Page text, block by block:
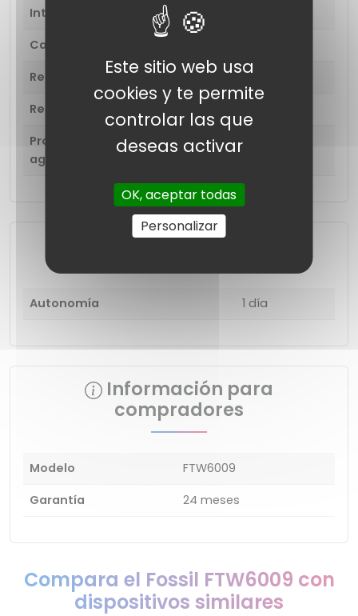
Interior de la caja
Características extra
Resistente al agua
Sí
Resistente a los arañazos
Profundidad resistente al
agua
50 m
Batería
Autonomía 1 día
Información para
compradores
Modelo
FTW6009
Garantía
24 meses
Compara el Fossil FTW6009 con
dispositivos similares
Este sitio web usa
cookies y te permite
controlar las que
deseas activar
OK, aceptar todas
Personalizar